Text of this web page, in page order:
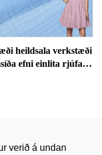
heildsala verkstæði
efni einlita rjúfað
verið á undan